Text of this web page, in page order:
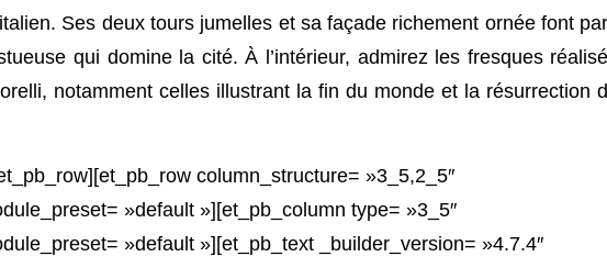
Ses deux tours jumelles et sa façade richement ornée font
qui domine la cité. À l’intérieur, admirez les fresques
notamment celles illustrant la fin du monde et la résurrection
column_structure= »3_5,2_5″
»default »][et_pb_column type= »3_5″
»default »][et_pb_text _builder_version= »4.7.4″